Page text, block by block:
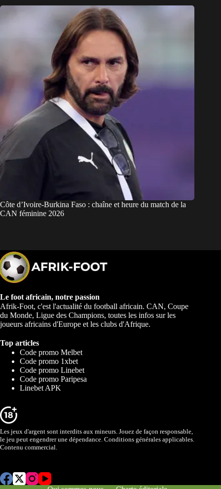
Côte d’Ivoire-Burkina Faso : chaîne et heure du match de la
CAN féminine 2026
Le foot africain, notre passion
Afrik-Foot, c'est l'actualité du football africain. CAN, Coupe
du Monde, Ligue des Champions, toutes les infos sur les
joueurs africains d'Europe et les clubs d'Afrique.
Top articles
Code promo Melbet
Code promo 1xbet
Code promo Linebet
Code promo Paripesa
Linebet APK
Les jeux d'argent sont interdits aux mineurs. Jouez de façon responsable,
le jeu peut engendrer une dépendance. Conditions générales applicables.
Contenu commercial.